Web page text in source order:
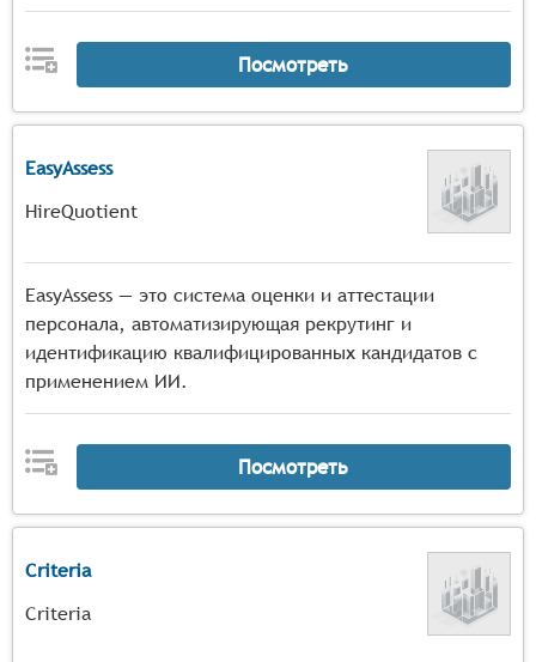
Посмотреть
EasyAssess
HireQuotient
EasyAssess — это система оценки и аттестации
персонала, автоматизирующая рекрутинг и
идентификацию квалифицированных кандидатов с
применением ИИ.
Посмотреть
Criteria
Criteria